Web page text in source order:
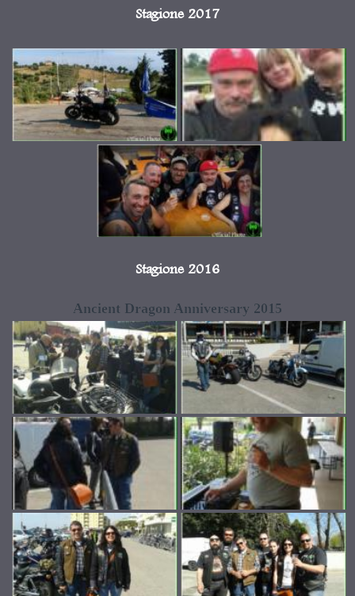
Stagione 2017
Stagione 2016
Ancient Dragon Anniversary 2015